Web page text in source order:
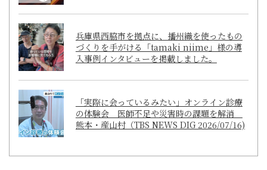
兵庫県西脇市を拠点に、播州織を使ったもの
づくりを手がける「tamaki niime」様の導
入事例インタビューを掲載しました。
「実際に会っているみたい」オンライン診療
の体験会 医師不足や災害時の課題を解消
熊本・産山村（TBS NEWS DIG 2026/07/16)